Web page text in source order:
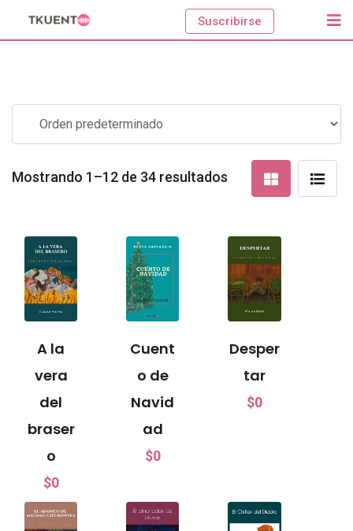
Suscribirse
Mostrando 1–12 de 34 resultados
A la
vera
del
braser
o
$0
Cuent
o de
Navid
ad
$0
Desper
tar
$0